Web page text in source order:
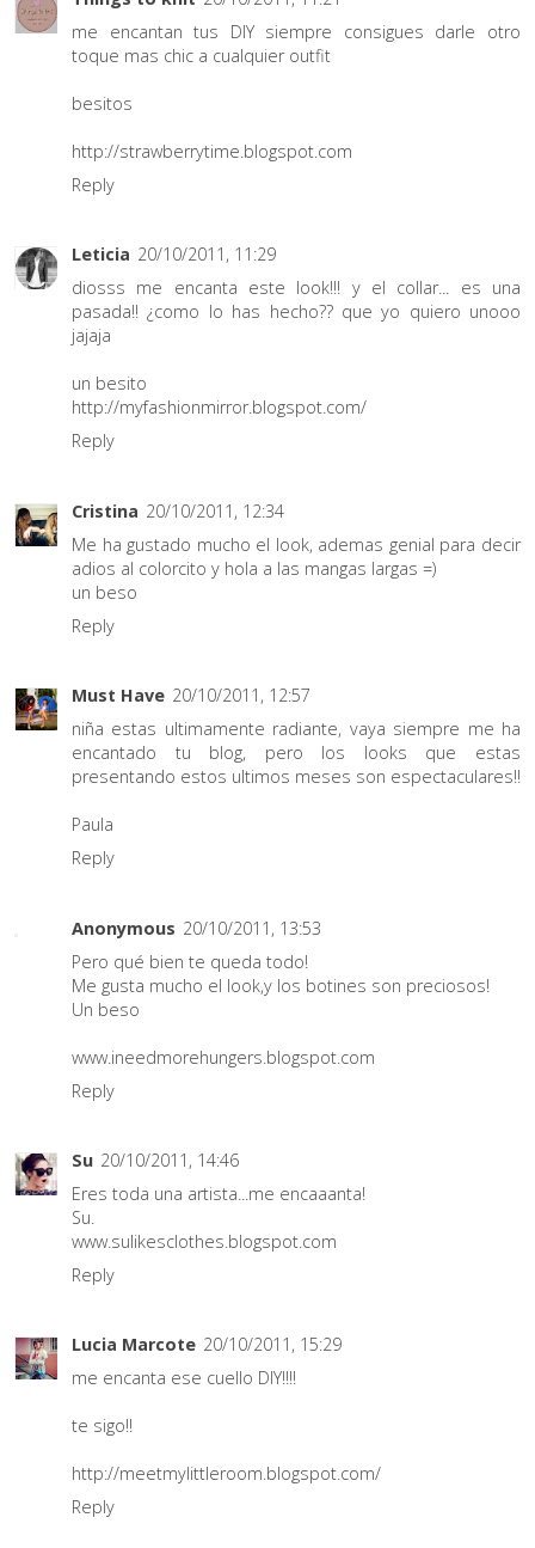
me encantan tus DIY siempre consigues darle otro
toque mas chic a cualquier outfit
besitos
http://strawberrytime.blogspot.com
Reply
Leticia 20/10/2011, 11:29
diosss me encanta este look!!! y el collar... es una
pasada!! ¿como lo has hecho?? que yo quiero unooo
jajaja
un besito
http://myfashionmirror.blogspot.com/
Reply
Cristina 20/10/2011, 12:34
Me ha gustado mucho el look, ademas genial para decir
adios al colorcito y hola a las mangas largas =)
un beso
Reply
Must Have 20/10/2011, 12:57
niña estas ultimamente radiante, vaya siempre me ha
encantado tu blog, pero los looks que estas
presentando estos ultimos meses son espectaculares!!
Paula
Reply
Anonymous 20/10/2011, 13:53
Pero qué bien te queda todo!
Me gusta mucho el look,y los botines son preciosos!
Un beso
www.ineedmorehungers.blogspot.com
Reply
Su 20/10/2011, 14:46
Eres toda una artista...me encaaanta!
Su.
www.sulikesclothes.blogspot.com
Reply
Lucia Marcote 20/10/2011, 15:29
me encanta ese cuello DIY!!!!
te sigo!!
http://meetmylittleroom.blogspot.com/
Reply